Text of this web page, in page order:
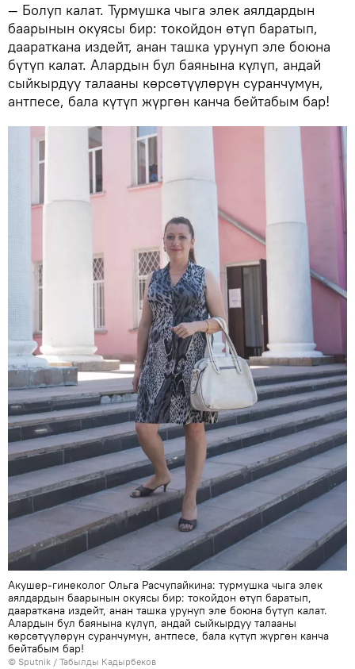
— Болуп калат. Турмушка чыга элек аялдардын
баарынын окуясы бир: токойдон өтүп баратып,
даараткана издейт, анан ташка урунуп эле боюна
бүтүп калат. Алардын бул баянына күлүп, андай
сыйкырдуу талааны көрсөтүүлөрүн суранчумун,
антпесе, бала күтүп жүргөн канча бейтабым бар!
Акушер-гинеколог Ольга Расчупайкина: турмушка чыга элек
аялдардын баарынын окуясы бир: токойдон өтүп баратып,
даараткана издейт, анан ташка урунуп эле боюна бүтүп калат.
Алардын бул баянына күлүп, андай сыйкырдуу талааны
көрсөтүүлөрүн суранчумун, антпесе, бала күтүп жүргөн канча
бейтабым бар!
© Sputnik / Табылды Кадырбеков